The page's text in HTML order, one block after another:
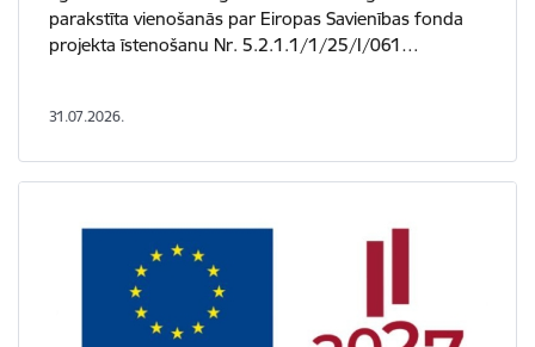
parakstīta vienošanās par Eiropas Savienības fonda
projekta īstenošanu Nr. 5.2.1.1/1/25/I/061…
31.07.2026.